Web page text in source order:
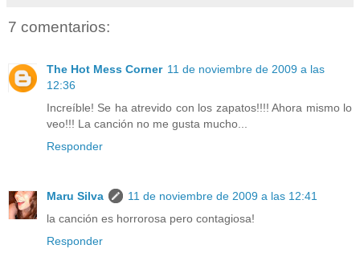
7 comentarios:
The Hot Mess Corner 11 de noviembre de 2009 a las
12:36
Increíble! Se ha atrevido con los zapatos!!!! Ahora mismo lo
veo!!! La canción no me gusta mucho...
Responder
Maru Silva
11 de noviembre de 2009 a las 12:41
la canción es horrorosa pero contagiosa!
Responder